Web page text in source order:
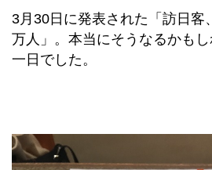
3月30日に発表された「訪日客
万人」。本当にそうなるかも
一日でした。